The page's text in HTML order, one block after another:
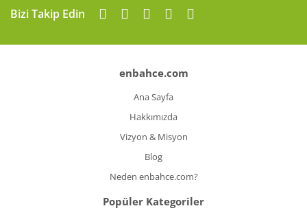
Gönder
Bizi Takip Edin
enbahce.com
Ana Sayfa
Hakkımızda
Vizyon & Misyon
Blog
Neden enbahce.com?
Popüler Kategoriler